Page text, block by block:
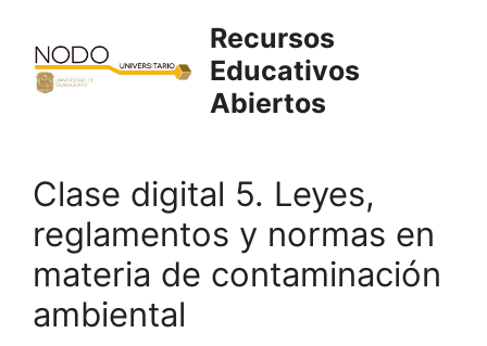
contenido
Recursos
Educativos
Abiertos
Clase digital 5. Leyes,
reglamentos y normas en
materia de contaminación
ambiental